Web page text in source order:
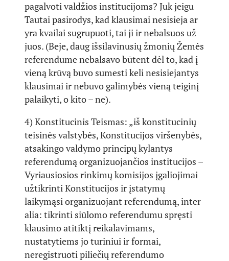
pagalvoti valdžios institucijoms? Juk jeigu
Tautai pasirodys, kad klausimai nesisieja ar
yra kvailai sugrupuoti, tai ji ir nebalsuos už
juos. (Beje, daug išsilavinusių žmonių Žemės
referendume nebalsavo būtent dėl to, kad į
vieną krūvą buvo sumesti keli nesisiejantys
klausimai ir nebuvo galimybės vieną teiginį
palaikyti, o kito – ne).
4) Konstitucinis Teismas: „iš konstitucinių
teisinės valstybės, Konstitucijos viršenybės,
atsakingo valdymo principų kylantys
referendumą organizuojančios institucijos –
Vyriausiosios rinkimų komisijos įgaliojimai
užtikrinti Konstitucijos ir įstatymų
laikymąsi organizuojant referendumą, inter
alia: tikrinti siūlomo referendumu spręsti
klausimo atitiktį reikalavimams,
nustatytiems jo turiniui ir formai,
neregistruoti piliečių referendumo